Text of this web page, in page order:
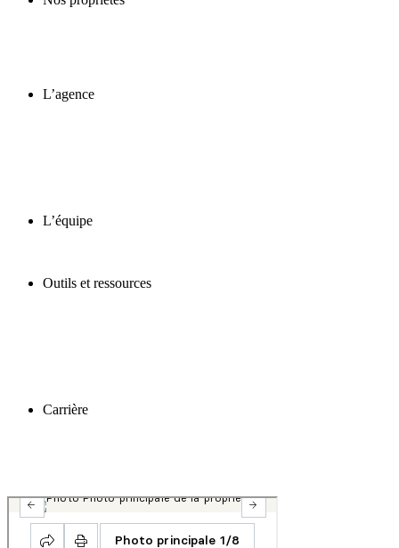
L’agence
L’équipe
Outils et ressources
Carrière